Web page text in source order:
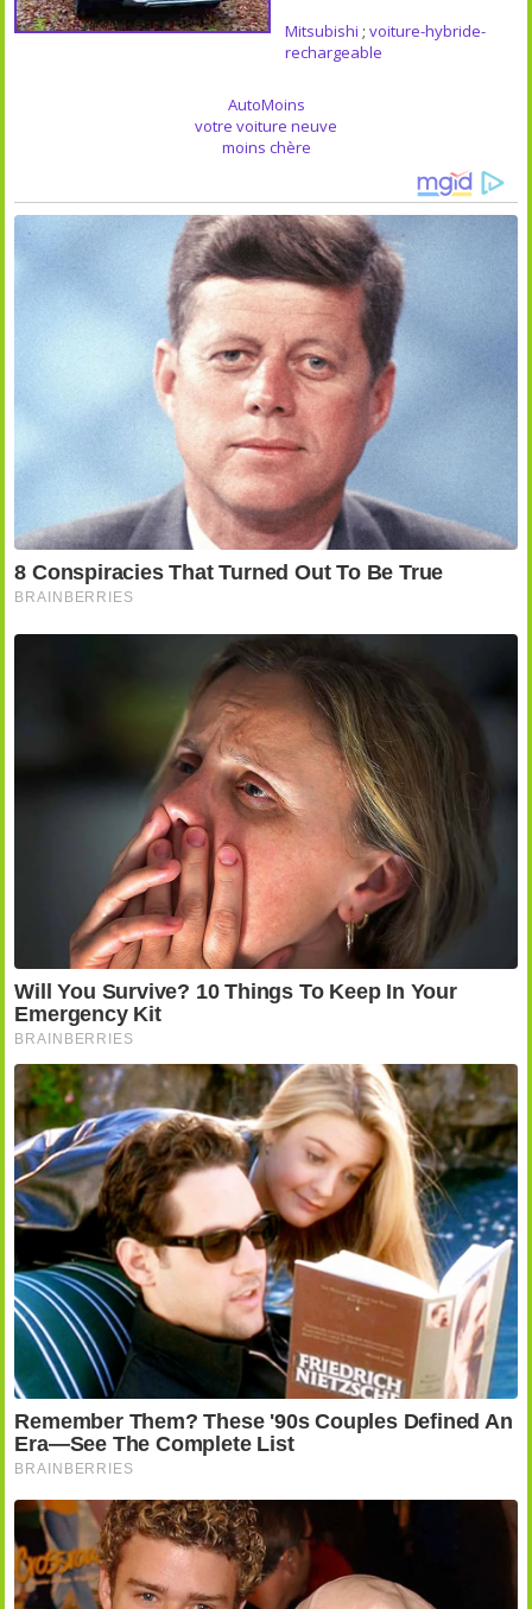
Mitsubishi ; voiture-hybride-
rechargeable
AutoMoins
votre voiture neuve
moins chère